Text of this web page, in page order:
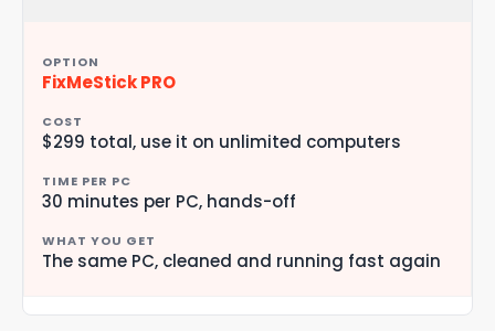
FixMeStick PRO
$299 total, use it on unlimited computers
30 minutes per PC, hands-off
The same PC, cleaned and running fast again